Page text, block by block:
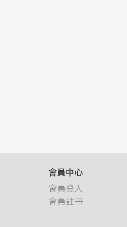
會員中心
會員登入
會員註冊